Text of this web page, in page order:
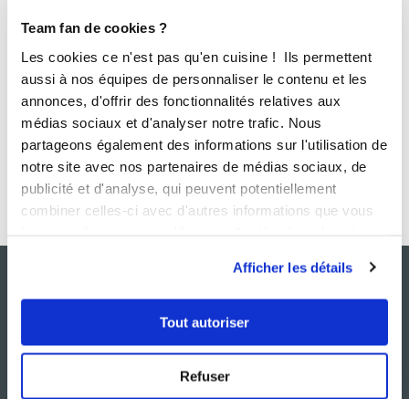
Team fan de cookies ?
Les cookies ce n'est pas qu'en cuisine ! Ils permettent
aussi à nos équipes de personnaliser le contenu et les
annonces, d'offrir des fonctionnalités relatives aux
médias sociaux et d'analyser notre trafic. Nous
partageons également des informations sur l'utilisation de
notre site avec nos partenaires de médias sociaux, de
publicité et d'analyse, qui peuvent potentiellement
combiner celles-ci avec d'autres informations que vous
Afficher les détails
Tout autoriser
Refuser
Envoyer